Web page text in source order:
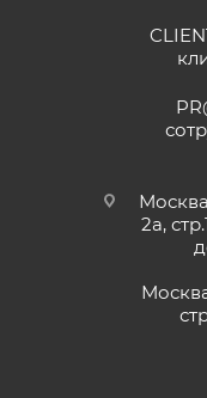
2а,